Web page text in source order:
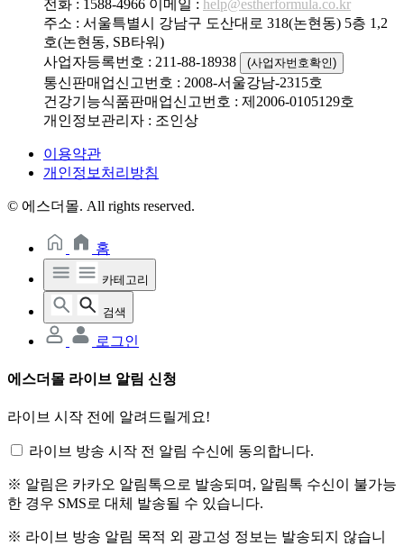
전화 : 1588-4966 이메일 : help@estherformula.co.kr
주소 : 서울특별시 강남구 도산대로 318(논현동) 5층 1,2
호(논현동, SB타워)
사업자등록번호 : 211-88-18938
(사업자번호확인)
통신판매업신고번호 : 2008-서울강남-2315호
건강기능식품판매업신고번호 : 제2006-0105129호
개인정보관리자 : 조인상
이용약관
개인정보처리방침
© 에스더몰. All rights reserved.
홈
카테고리
검색
로그인
에스더몰 라이브 알림 신청
라이브 시작 전에 알려드릴게요!
라이브 방송 시작 전 알림 수신에 동의합니다.
※ 알림은 카카오 알림톡으로 발송되며, 알림톡 수신이 불가능
한 경우 SMS로 대체 발송될 수 있습니다.
※ 라이브 방송 알림 목적 외 광고성 정보는 발송되지 않습니